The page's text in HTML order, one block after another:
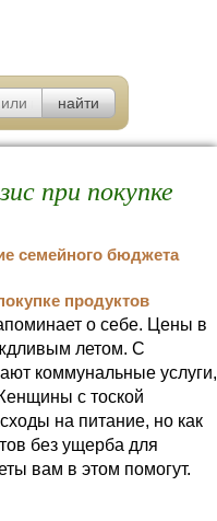
при покупке
семейного бюджета
о себе. Цены в
летом. С
коммунальные услуги,
с тоской
на питание, но как
без ущерба для
вам в этом помогут.